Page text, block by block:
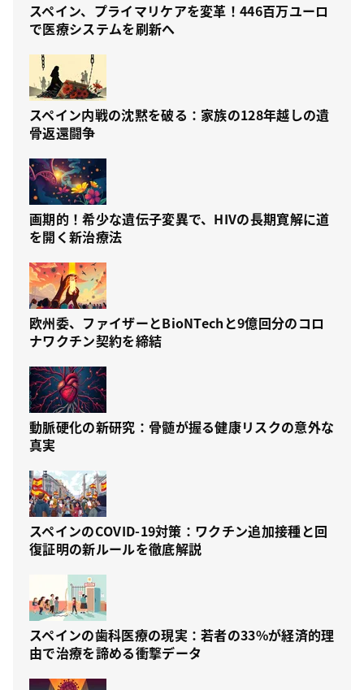
スペイン、プライマリケアを変革！446百万ユーロ
で医療システムを刷新へ
スペイン内戦の沈黙を破る：家族の128年越しの遺
骨返還闘争
画期的！希少な遺伝子変異で、HIVの長期寛解に道
を開く新治療法
欧州委、ファイザーとBioNTechと9億回分のコロ
ナワクチン契約を締結
動脈硬化の新研究：骨髄が握る健康リスクの意外な
真実
スペインのCOVID-19対策：ワクチン追加接種と回
復証明の新ルールを徹底解説
スペインの歯科医療の現実：若者の33%が経済的理
由で治療を諦める衝撃データ